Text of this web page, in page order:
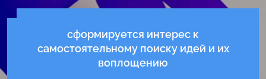
сформируется интерес к
самостоятельному поиску идей и их
воплощению